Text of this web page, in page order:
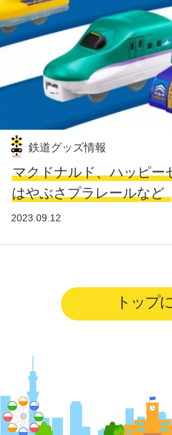
鉄道グッズ情報
マクドナルド、ハッピー
はやぶさプラレールなど
2023.09.12
トップ